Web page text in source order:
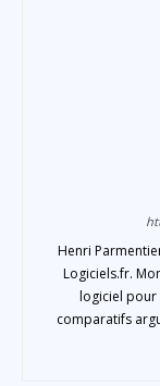
Henri
Logiciels.fr.
logiciel pour
comparatifs